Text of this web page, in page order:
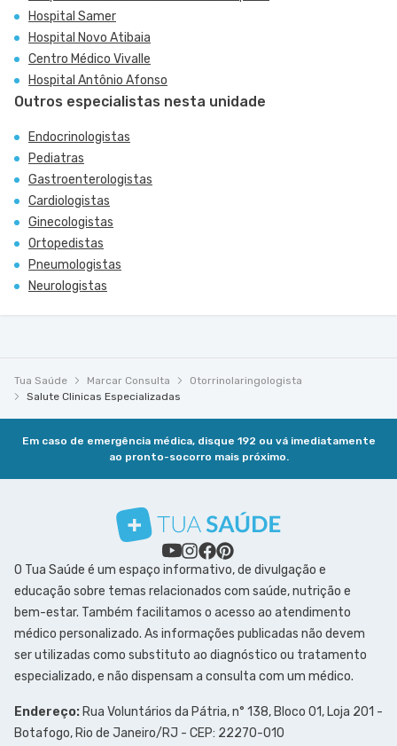
Hospital Samer
Hospital Novo Atibaia
Centro Médico Vivalle
Hospital Antônio Afonso
Outros especialistas nesta unidade
Endocrinologistas
Pediatras
Gastroenterologistas
Cardiologistas
Ginecologistas
Ortopedistas
Pneumologistas
Neurologistas
Tua Saúde Marcar Consulta
Otorrinolaringologista
Salute Clinicas Especializadas
Em caso de emergência médica, disque 192 ou vá imediatamente
ao pronto-socorro mais próximo.
O Tua Saúde é um espaço informativo, de divulgação e
educação sobre temas relacionados com saúde, nutrição e
bem-estar. Também facilitamos o acesso ao atendimento
médico personalizado. As informações publicadas não devem
ser utilizadas como substituto ao diagnóstico ou tratamento
especializado, e não dispensam a consulta com um médico.
Endereço: Rua Voluntários da Pátria, n° 138, Bloco 01, Loja 201 -
Botafogo, Rio de Janeiro/RJ - CEP: 22270-010